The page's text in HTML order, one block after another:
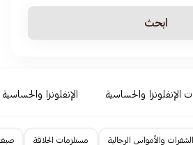
ابحث
الإنفلونزا والحساسية الإنفلونزا والحساسية
الشفرات والأمواس الرجالية مستلزمات الحلاقة